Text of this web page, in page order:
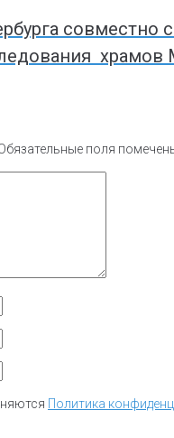
храмов
поля
Политика